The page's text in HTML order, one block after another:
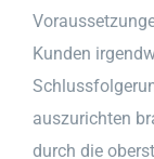
Kunden
auszurichten
durch die